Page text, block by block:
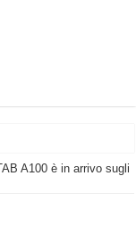
e fa tutto lui! (Senza
A100 è in arrivo sugli